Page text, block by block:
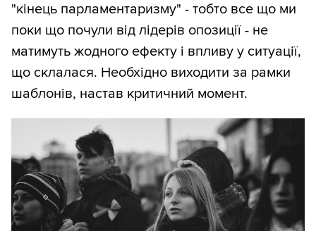
"кінець парламентаризму" - тобто все що ми
поки що почули від лідерів опозиції - не
матимуть жодного ефекту і впливу у ситуації,
що склалася. Необхідно виходити за рамки
шаблонів, настав критичний момент.